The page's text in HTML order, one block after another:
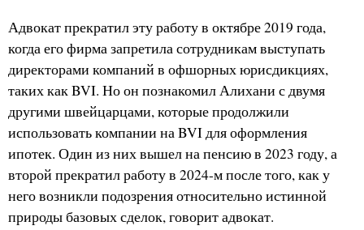
Адвокат прекратил эту работу в октябре 2019 года,
когда его фирма запретила сотрудникам выступать
директорами компаний в офшорных юрисдикциях,
таких как BVI. Но он познакомил Алихани с двумя
другими швейцарцами, которые продолжили
использовать компании на BVI для оформления
ипотек. Один из них вышел на пенсию в 2023 году, а
второй прекратил работу в 2024-м после того, как у
него возникли подозрения относительно истинной
природы базовых сделок, говорит адвокат.